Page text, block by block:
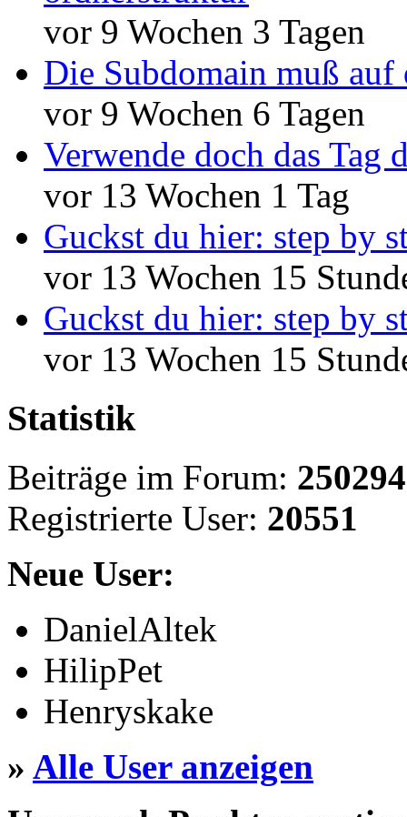
vor 9 Wochen 3 Tagen
Die Subdomain muß auf
vor 9 Wochen 6 Tagen
Verwende doch das Tag
vor 13 Wochen 1 Tag
Guckst du hier: step by
vor 13 Wochen 15
Guckst du hier: step by
vor 13 Wochen 15
Statistik
Beiträge im Forum: 250294
Registrierte User: 20551
Neue User:
DanielAltek
HilipPet
Henryskake
» Alle User anzeigen